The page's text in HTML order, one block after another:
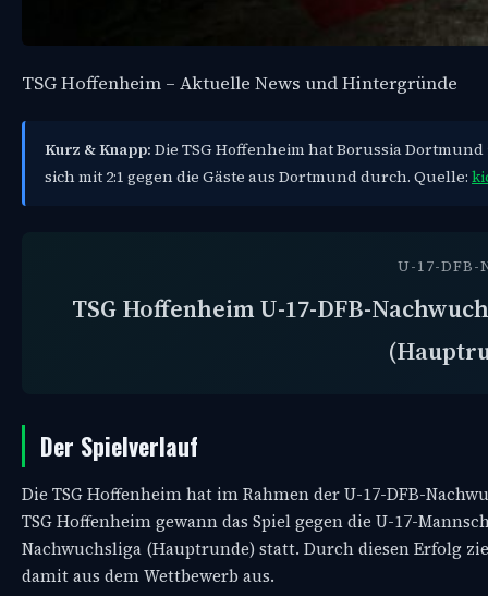
TSG Hoffenheim – Aktuelle News und Hintergründe
Kurz & Knapp: Die TSG Hoffenheim hat Borussia
sich mit 2:1 gegen die Gäste aus Dortmund durch. Quelle:
U-17-DFB-
TSG Hoffenheim U-17-DFB-
Der Spielverlauf
Die TSG Hoffenheim hat im Rahmen der U-17-DFB-
TSG Hoffenheim gewann das Spiel gegen die U-17-
Nachwuchsliga (Hauptrunde) statt. Durch diesen Erfolg
damit aus dem Wettbewerb aus.